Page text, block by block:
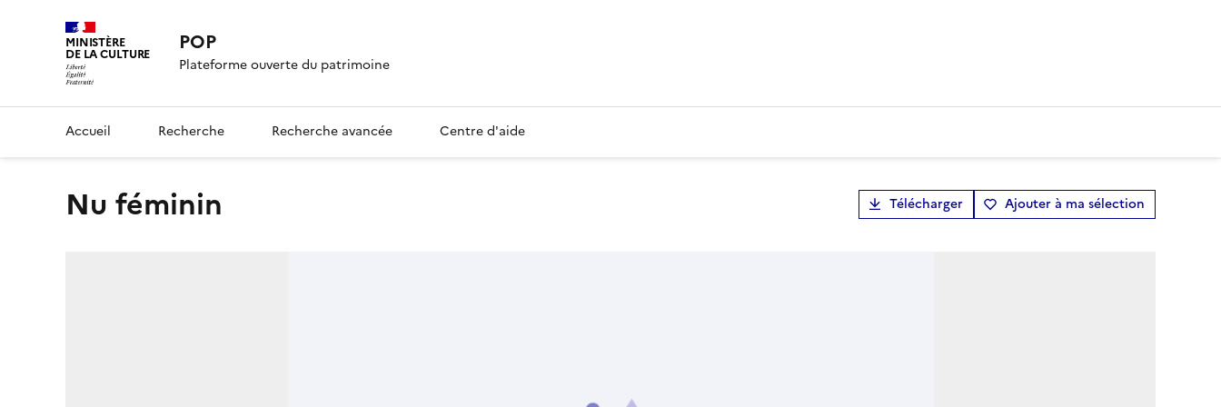
MINISTÈRE
DE LA CULTURE POP
Plateforme ouverte du patrimoine
Accueil Recherche Recherche avancée Centre d'aide
Nu féminin Télécharger Ajouter à ma sélection